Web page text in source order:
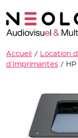
Accueil / Location
d'Imprimantes /